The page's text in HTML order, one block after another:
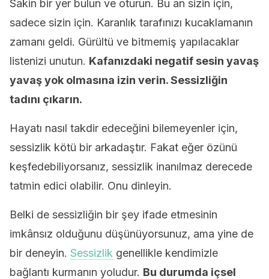
Sakin bir yer bulun ve oturun. Bu an sizin için,
sadece sizin için. Karanlık tarafınızı kucaklamanın
zamanı geldi. Gürültü ve bitmemiş yapılacaklar
listenizi unutun. Kafanızdaki negatif sesin yavaş
yavaş yok olmasına izin verin. Sessizliğin
tadını çıkarın.
Hayatı nasıl takdir edeceğini bilemeyenler için,
sessizlik kötü bir arkadaştır. Fakat eğer özünü
keşfedebiliyorsanız, sessizlik inanılmaz derecede
tatmin edici olabilir. Onu dinleyin.
Belki de sessizliğin bir şey ifade etmesinin
imkânsız olduğunu düşünüyorsunuz, ama yine de
bir deneyin. Sessizlik genellikle kendimizle
bağlantı kurmanın yoludur. Bu durumda içsel